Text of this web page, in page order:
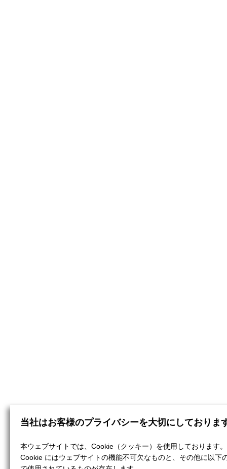
当社はお客様のプライバシーを大切にしておりま
本ウェブサイトでは、Cookie（クッキー）を使用しております。
Cookie にはウェブサイトの機能不可欠なものと、その他に以下